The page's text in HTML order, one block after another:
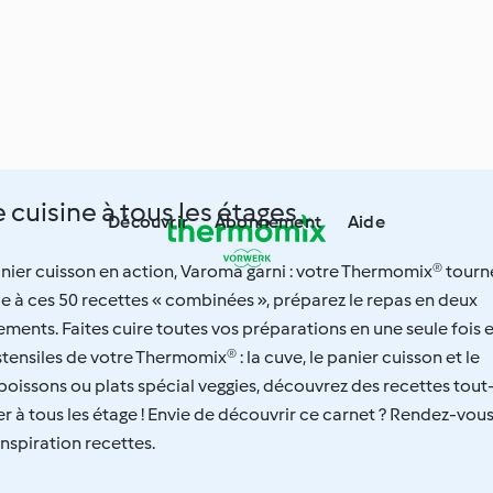
Découvrir Abonnement Aide
cuisine à tous les étages
cuisson en action, Varoma garni : votre Thermomix®
à ces 50 recettes « combinées », préparez le repas en deux
Faites cuire toutes vos préparations en une seule fois
de votre Thermomix® : la cuve, le panier cuisson et le
ou plats spécial veggies, découvrez des recettes tout-
à tous les étage ! Envie de découvrir ce carnet ? Rendez-vous
recettes.